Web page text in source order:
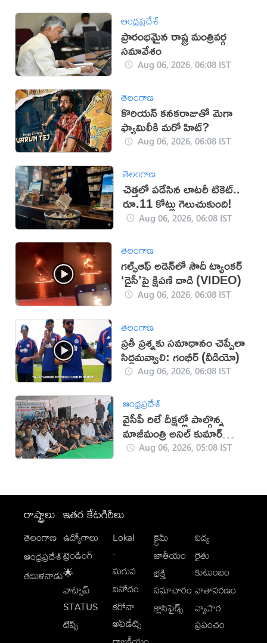
ఆంధ్రప్రదేశ్
ప్రారంభమైన రాష్ట్ర మంత్రివర్గ
సమావేశం
Aug 06, 2026, 06:08 IST
తెలంగాణ
కొరియన్ కనకరాజుతో మెగా
ఫ్యామిలీకి మరో హిట్?
Aug 06, 2026, 06:08 IST
తెలంగాణ
చెత్తలో పడేసిన లాటరీ టికెట్..
రూ.11 కోట్లు గెలుచుకుంది!
Aug 06, 2026, 06:08 IST
తెలంగాణ
గల్ఫ్‌ఆఫ్‌ అడెన్‌లో సౌదీ ట్యాంకర్‌
‘డైసీ’పై క్షిపణి దాడి (VIDEO)
Aug 06, 2026, 06:08 IST
తెలంగాణ
ప్రతీ ప్రశ్నకు సమాధానం చెప్పేలా
సిద్ధమవ్వాలి: గంభీర్ (వీడియో)
Aug 06, 2026, 06:08 IST
ఆంధ్రప్రదేశ్
వైసీపీ రిలే దీక్షల్లో పాల్గొన్న
మాజీమంత్రి అనిల్ కుమార్
యాదవ్Aug 06, 2026, 05:08 IST
రాష్ట్రాలు
తెలంగాణ
ఆంధ్రప్రదేశ్
తమిళనాడు
ఇతర కేటగిరీలు
ఉద్యోగాలు
ట్రెండింగ్
🌟
వాట్సాప్
STATUS
టిప్స్
Lokal
-
మగువ
వినోదం
కరోనా
అప్‌డేట్స్
క్రైమ్
జాతీయం
భక్తి
సమాచారం
క్లాసిఫైడ్స్
విద్య
రైతు
కుటుంబం
వాతావరణం
వ్యాపార
ప్రపంచం